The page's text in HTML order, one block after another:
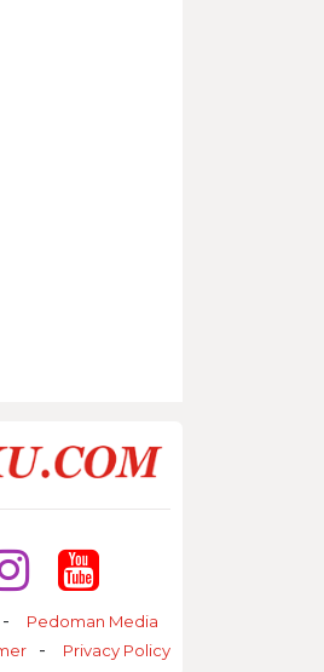
Pedoman Media
Privacy Policy